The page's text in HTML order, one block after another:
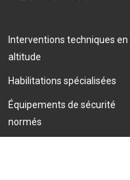
Interventions techniques en
altitude
Habilitations spécialisées
Équipements de sécurité
normés